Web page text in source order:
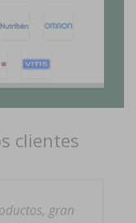
clientes
gran